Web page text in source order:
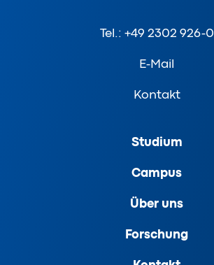
Tel.: +49 2302 926-0
E-Mail
Kontakt
Studium
Campus
Über uns
Forschung